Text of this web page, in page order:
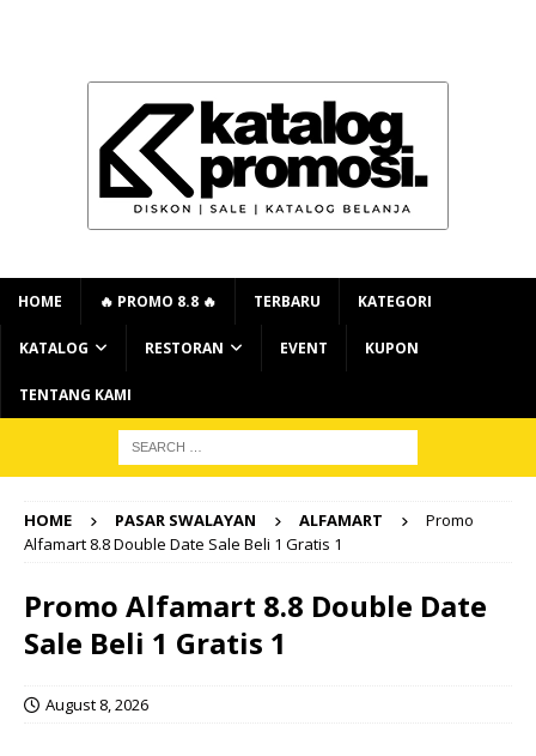
HOME 🔥 PROMO 8.8 🔥 TERBARU KATEGORI
KATALOG RESTORAN EVENT KUPON
TENTANG KAMI
HOME PASAR SWALAYAN ALFAMART
Promo
Alfamart 8.8 Double Date Sale Beli 1 Gratis 1
Promo Alfamart 8.8 Double Date
Sale Beli 1 Gratis 1
August 8, 2026